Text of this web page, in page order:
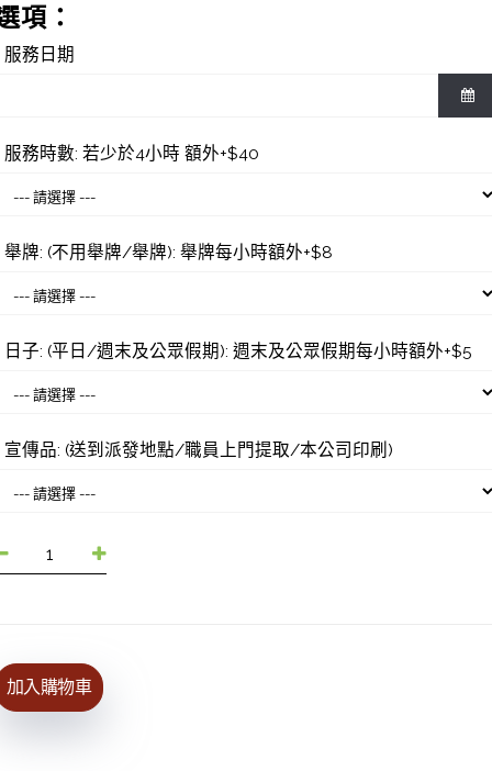
項：
服務日期
服務時數: 若少於4小時 額外+$40
舉牌: (不用舉牌/舉牌): 舉牌每小時額外+$8
日子: (平日/週末及公眾假期): 週末及公眾假期每小時額外+$5
宣傳品: (送到派發地點/職員上門提取/本公司印刷)
加入購物車